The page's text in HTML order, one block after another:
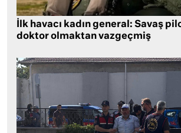
İlk havacı kadın general: Savaş
doktor olmaktan vazgeçmiş